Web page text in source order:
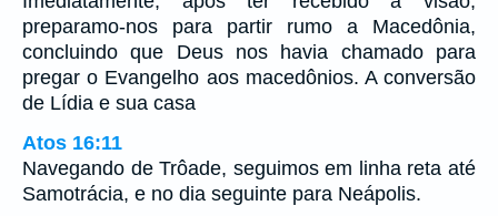
preparamo-nos para partir rumo a Macedônia,
concluindo que Deus nos havia chamado para
pregar o Evangelho aos macedônios. A conversão
de Lídia e sua casa
Atos 16:11
Navegando de Trôade, seguimos em linha reta até
Samotrácia, e no dia seguinte para Neápolis.